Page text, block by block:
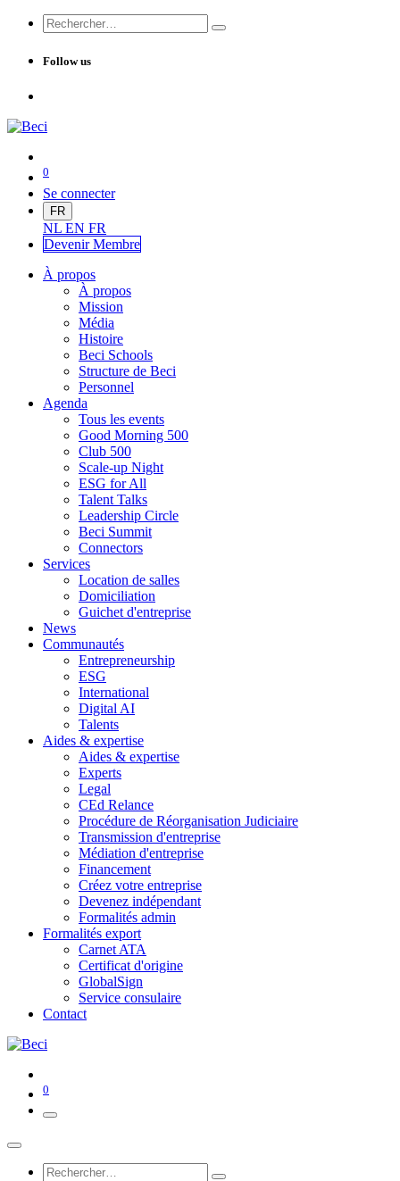
Follow us
0
Se connecter
FR
NL EN FR
Devenir Membre
À propos
À propos
Mission
Média
Histoire
Beci Schools
Structure de Beci
Personnel
Agenda
Tous les events
Good Morning 500
Club 500
Scale-up Night
ESG for All
Talent Talks
Leadership Circle
Beci Summit
Connectors
Services
Location de salles
Domiciliation
Guichet d'entreprise
News
Communautés
Entrepreneurship
ESG
International
Digital AI
Talents
Aides & expertise
Aides & expertise
Experts
Legal
CEd Relance
Procédure de Réorganisation Judiciaire
Transmission d'entreprise
Médiation d'entreprise
Financement
Créez votre entreprise
Devenez indépendant
Formalités admin
Formalités export
Carnet ATA
Certificat d'origine
GlobalSign
Service consulaire
Contact
0